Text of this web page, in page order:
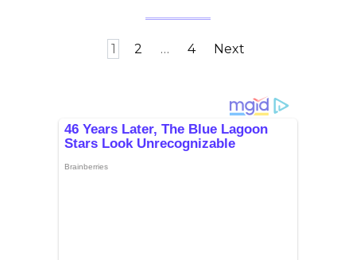
1 2 … 4 Next